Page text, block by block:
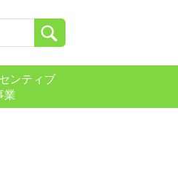
ンティブ
業